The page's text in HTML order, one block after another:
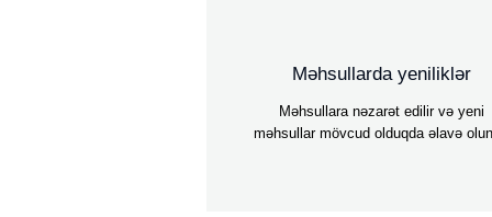
Məhsullarda yeniliklər
Məhsullara nəzarət edilir və yeni
məhsullar mövcud olduqda əlavə